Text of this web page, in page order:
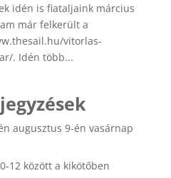
idén is fiataljaink március
már felkerült a
vitorlas-
. Idén több...
augusztus 9-én vasárnap
12 között a kikötőben